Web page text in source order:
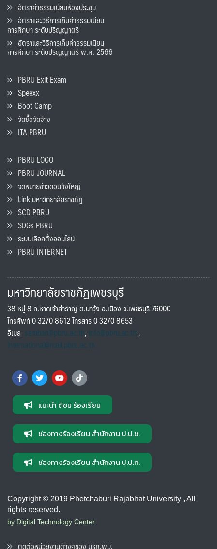
อัตราค่าธรรมเนียมห้องประชุม
อัตราและวิธีการเก็บค่าธรรมเนียน
การศึกษา ระดับปริญญาตรี
อัตราและวิธีการเก็บค่าธรรมเนียน
การศึกษา ระดับปริญญาตรี พ.ศ. 2566
PBRU Exit Exam
Speexx
Boot Camp
จัดซื้อจัดจ้าง
ITA PBRU
PBRU LOGO
PBRU JOURNAL
จดหมายข่าวดอนขังใหญ่
Link มหาวิทยาลัยราชภัฏ
SCD PBRU
SDGs PBRU
ระบบเลือกตั้งออนไลน์
PBRU INTERNET
มหาวิทยาลัยราชภัฏเพชรบุรี
38 หมู่ 8 ถ.หาดเจ้าสำราญ ต.นาวุ้ง อ.เมือง จ.เพชรบุรี 76000
โทรศัพท์ 0 3270 8612 โทรสาร 0 3270 8653
อีเมล saraban@pbru.ac.th, info@pbru.ac.th,
international@mail.pbru.ac.th
แนะนำ ติชม ร้องเรียน
ช่องทางร้องเรียน สำนักงาน ป.ป.ช.
ช่องทางร้องเรียน สำนักงาน ป.ป.ท.
Copyright © 2019 Phetchaburi Rajabhat University , All
rights reserved.
by Digital Technology Center
ติดต่อหน่วยงานต่างๆของ มรภ.พบ.